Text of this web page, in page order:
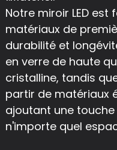
Notre miroir LED
matériaux de
durabilité et
en verre de haute
cristalline, tandis
partir de matériaux
ajoutant une
n'importe quel